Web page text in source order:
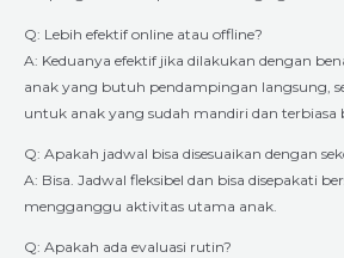
Q: Lebih efektif online atau offline?
A: Keduanya efektif jika dilakukan dengan
anak yang butuh pendampingan langsung,
untuk anak yang sudah mandiri dan terbiasa
Q: Apakah jadwal bisa disesuaikan dengan
A: Bisa. Jadwal fleksibel dan bisa disepakati
mengganggu aktivitas utama anak.
Q: Apakah ada evaluasi rutin?